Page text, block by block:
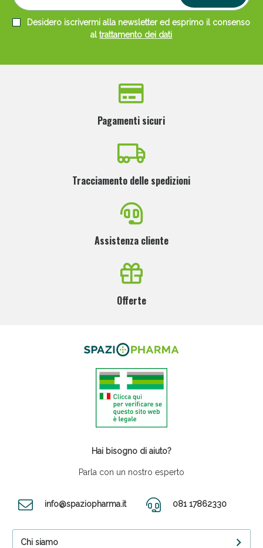
Desidero iscrivermi alla newsletter ed esprimo il consenso
altrattamento dei dati
Pagamenti sicuri
Tracciamento delle spedizioni
Assistenza cliente
Offerte
Hai bisogno di aiuto?
Parla con un nostro esperto
info@spaziopharma.it 081 17862330
Chi siamo